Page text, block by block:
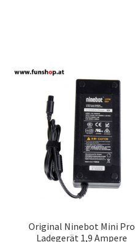
Original Ninebot Mini Pro
Ladegerät 1,9 Ampere